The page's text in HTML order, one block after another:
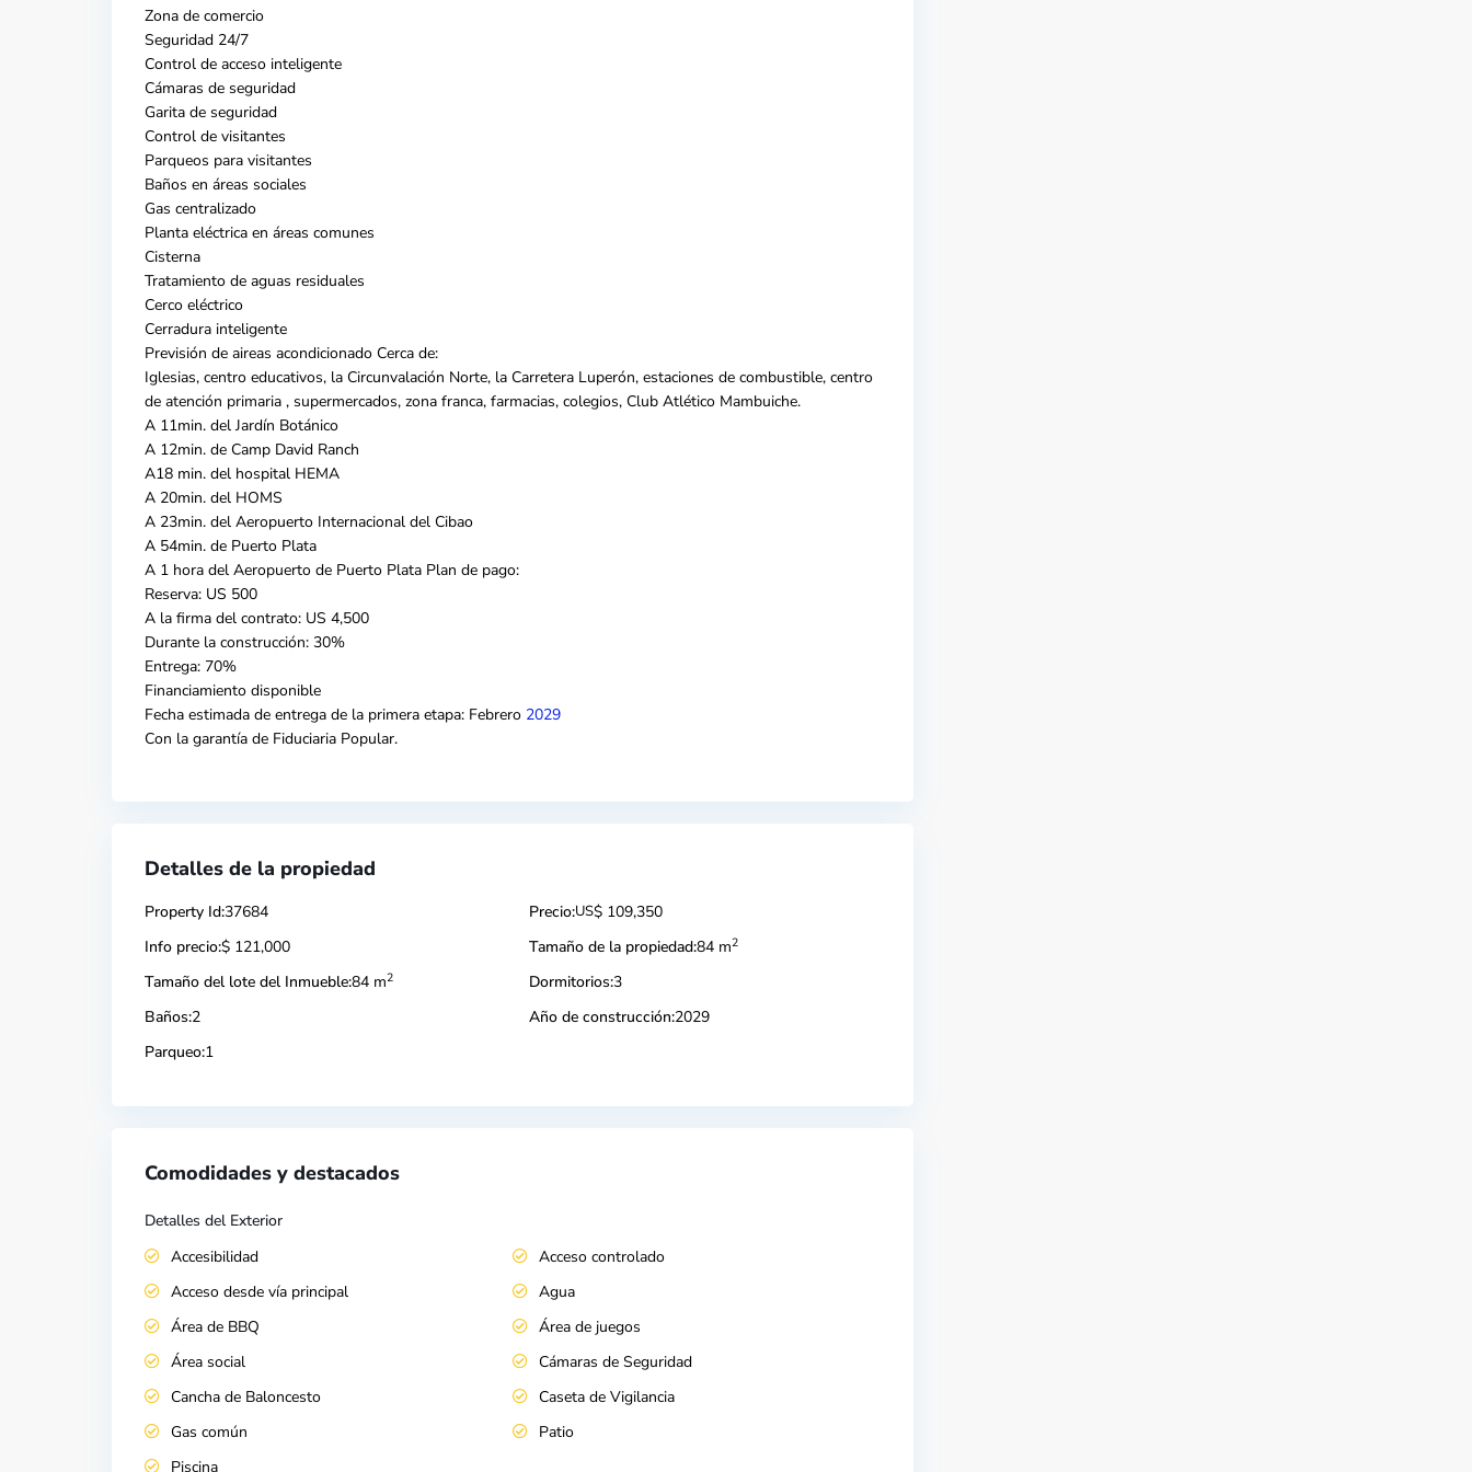
Zona de comercio
Seguridad 24/7
Control de acceso inteligente
Cámaras de seguridad
Garita de seguridad
Control de visitantes
Parqueos para visitantes
Baños en áreas sociales
Gas centralizado
Planta eléctrica en áreas comunes
Cisterna
Tratamiento de aguas residuales
Cerco eléctrico
Cerradura inteligente
Previsión de aireas acondicionado Cerca de:
Iglesias, centro educativos, la Circunvalación Norte, la Carretera Luperón, estaciones de combustible, centro
de atención primaria , supermercados, zona franca, farmacias, colegios, Club Atlético Mambuiche.
A 11min. del Jardín Botánico
A 12min. de Camp David Ranch
A18 min. del hospital HEMA
A 20min. del HOMS
A 23min. del Aeropuerto Internacional del Cibao
A 54min. de Puerto Plata
A 1 hora del Aeropuerto de Puerto Plata Plan de pago:
Reserva: US 500
A la firma del contrato: US 4,500
Durante la construcción: 30%
Entrega: 70%
Financiamiento disponible
Fecha estimada de entrega de la primera etapa: Febrero 2029
Con la garantía de Fiduciaria Popular.
Detalles de la propiedad
Property Id:37684 Precio:US$ 109,350
Info precio:$ 121,000 Tamaño de la propiedad:84 m2
Tamaño del lote del Inmueble:84 m2 Dormitorios:3
Baños:2 Año de construcción:2029
Parqueo:1
Comodidades y destacados
Detalles del Exterior
Accesibilidad
Acceso controlado
Acceso desde vía principal
Agua
Área de BBQ
Área de juegos
Área social
Cámaras de Seguridad
Cancha de Baloncesto
Caseta de Vigilancia
Gas común
Patio
Piscina